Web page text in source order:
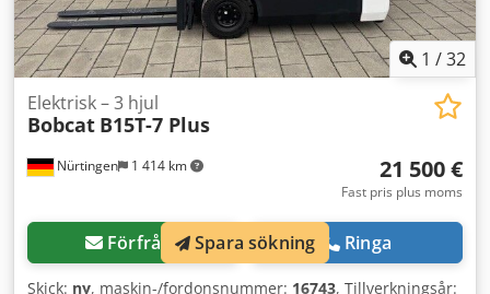
1 /32
Nürtingen 1 414 km
Elektrisk – 3 hjul
Bobcat B15T-7 Plus
21 500 €
Fast pris plus moms
Förfråga Ringa
Skick: ny, maskin-/fordonsnummer: 16743, Tillverkningsår:
Spara sökning